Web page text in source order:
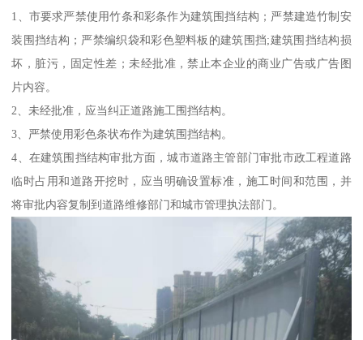
1、市要求严禁使用竹条和彩条作为建筑围挡结构；严禁建造竹制安
装围挡结构；严禁编织袋和彩色塑料板的建筑围挡;建筑围挡结构损
坏，脏污，固定性差；未经批准，禁止本企业的商业广告或广告图
片内容。
2、未经批准，应当纠正道路施工围挡结构。
3、严禁使用彩色条状布作为建筑围挡结构。
4、在建筑围挡结构审批方面，城市道路主管部门审批市政工程道路
临时占用和道路开挖时，应当明确设置标准，施工时间和范围，并
将审批内容复制到道路维修部门和城市管理执法部门。